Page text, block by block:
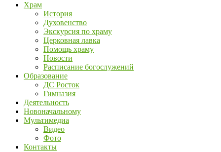
Храм
История
Духовенство
Экскурсия по храму
Церковная лавка
Помощь храму
Новости
Расписание богослужений
Образование
ДС Росток
Гимназия
Деятельность
Новоначальному
Мультимедиа
Видео
Фото
Контакты